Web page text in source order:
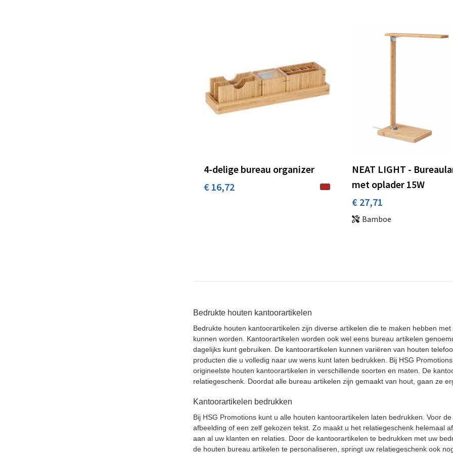
4-delige bureau organizer
€ 16,72
NEAT LIGHT -
met oplader 15W
€ 27,71
Bamboe
Bedrukte houten kantoorartikelen
Bedrukte houten kantoorartikelen zijn diverse artikelen die te maken hebben
kunnen worden. Kantoorartikelen worden ook wel eens bureau artikelen
dagelijks kunt gebruiken. De kantoorartikelen kunnen variëren van houten
producten die u volledig naar uw wens kunt laten bedrukken. Bij HSG
origineelste houten kantoorartikelen in verschillende soorten en maten. De
relatiegeschenk. Doordat alle bureau artikelen zijn gemaakt van hout, gaan ze
Kantoorartikelen bedrukken
Bij HSG Promotions kunt u alle houten kantoorartikelen laten bedrukken. Voor
afbeelding of een zelf gekozen tekst. Zo maakt u het relatiegeschenk helemaal
aan al uw klanten en relaties. Door de kantoorartikelen te bedrukken met uw
de houten bureau artikelen te personaliseren, springt uw relatiegeschenk ook